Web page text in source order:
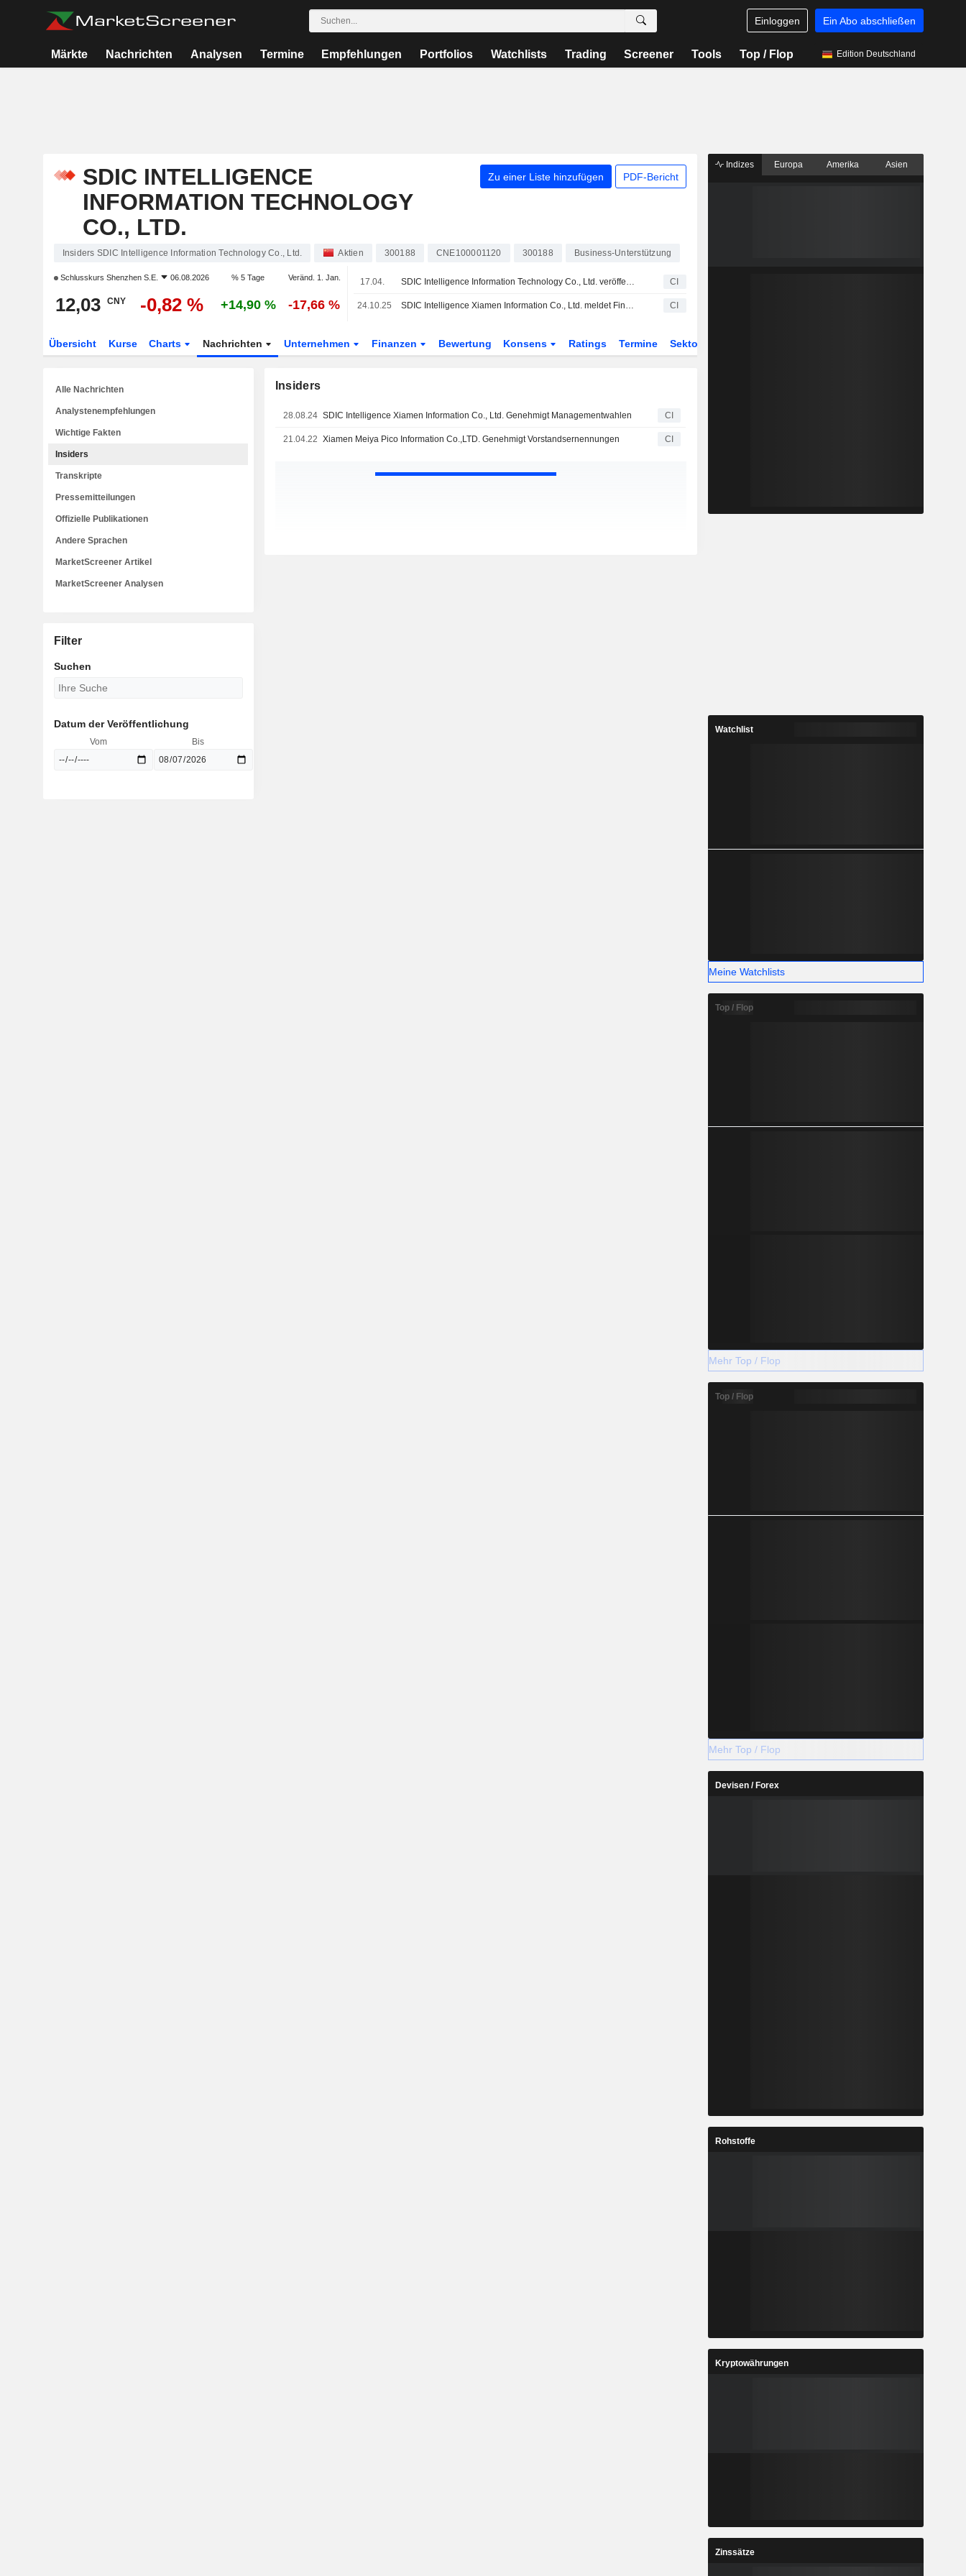
Einloggen Ein Abo abschließen
Märkte Nachrichten Analysen Termine Empfehlungen Portfolios Watchlists Trading Screener Tools Top / Flop Edition Deutschland
SDIC INTELLIGENCE
INFORMATION TECHNOLOGY
CO., LTD.
Zu einer Liste hinzufügen PDF-Bericht
Insiders SDIC Intelligence Information Technology Co., Ltd. Aktien 300188 CNE100001120 300188 Business-Unterstützung
Schlusskurs Shenzhen S.E. 06.08.2026 % 5 Tage Veränd. 1. Jan.
12,03 CNY -0,82 % +14,90 % -17,66 %
17.04. SDIC Intelligence Information Technology Co., Ltd. veröffentlicht Ergebniszahlen für das erste Quartal zum 31. März 2026 CI
24.10.25 SDIC Intelligence Xiamen Information Co., Ltd. meldet Finanzergebnisse für die ersten neun Monate bis zum 30. September 2025 CI
Übersicht Kurse Charts Nachrichten Unternehmen Finanzen Bewertung Konsens Ratings Termine Sektor
Insiders
28.08.24 SDIC Intelligence Xiamen Information Co., Ltd. Genehmigt Managementwahlen CI
21.04.22 Xiamen Meiya Pico Information Co.,LTD. Genehmigt Vorstandsernennungen CI
Alle Nachrichten
Analystenempfehlungen
Wichtige Fakten
Insiders
Transkripte
Pressemitteilungen
Offizielle Publikationen
Andere Sprachen
MarketScreener Artikel
MarketScreener Analysen
Filter
Suchen
Datum der Veröffentlichung
Vom Bis
Indizes Europa Amerika Asien
Watchlist
Meine Watchlists
Top / Flop
Mehr Top / Flop
Top / Flop
Mehr Top / Flop
Devisen / Forex
Rohstoffe
Kryptowährungen
Zinssätze